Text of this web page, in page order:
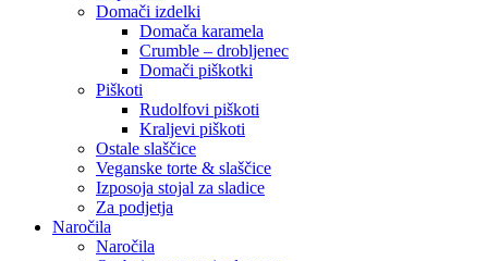
Domači izdelki
Domača karamela
Crumble – drobljenec
Domači piškotki
Piškoti
Rudolfovi piškoti
Kraljevi piškoti
Ostale slaščice
Veganske torte & slaščice
Izposoja stojal za sladice
Za podjetja
Naročila
Naročila